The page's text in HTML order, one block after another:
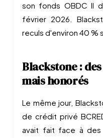
son fonds OBDC II
février 2026.
reculs d'environ 40 %
Blackstone :
mais honorés
Le même jour,
de crédit privé
avait fait face à des